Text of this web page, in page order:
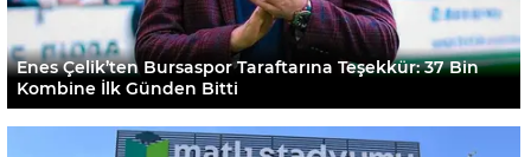
Enes Çelik’ten Bursaspor Taraftarına Teşekkür: 37 Bin
Kombine İlk Günden Bitti